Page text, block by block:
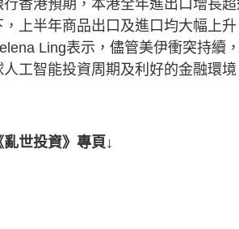
行香港預期，本港全年進出口增長
，上半年商品出口及進口均大幅上
Ling表示，儘管美伊衝突持續
人工智能投資周期及利好的金融環境
亂世投資》專頁↓